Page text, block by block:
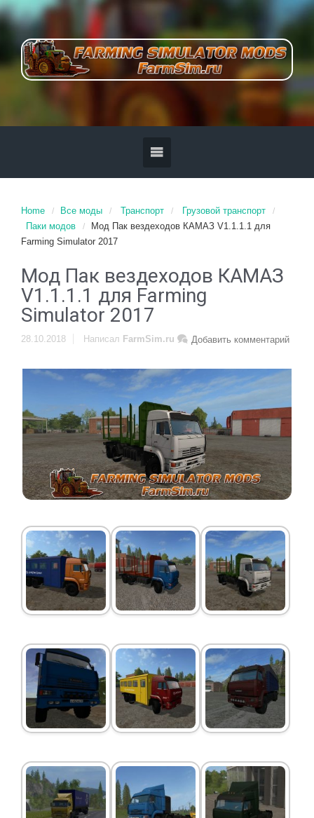
Home Все моды Транспорт
Грузовой транспорт
Паки модов
Мод Пак вездеходов КАМАЗ V1.1.1.1 для
Farming Simulator 2017
Мод Пак вездеходов КАМАЗ
V1.1.1.1 для Farming
Simulator 2017
28.10.2018 Добавить комментарий
Написал FarmSim.ru